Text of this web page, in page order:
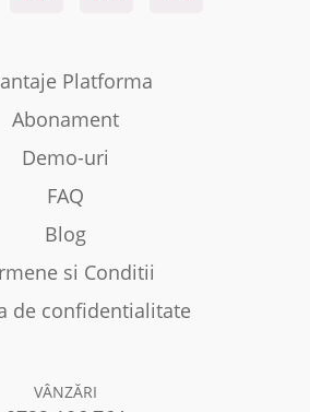
Platforma
Abonament
Demo-uri
FAQ
Blog
si Conditii
de confidentialitate
VÂNZĂRI